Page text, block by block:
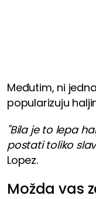
Međutim, ni
popularizuju
"Bila je to lepa
postati toliko
Lopez.
Možda vas